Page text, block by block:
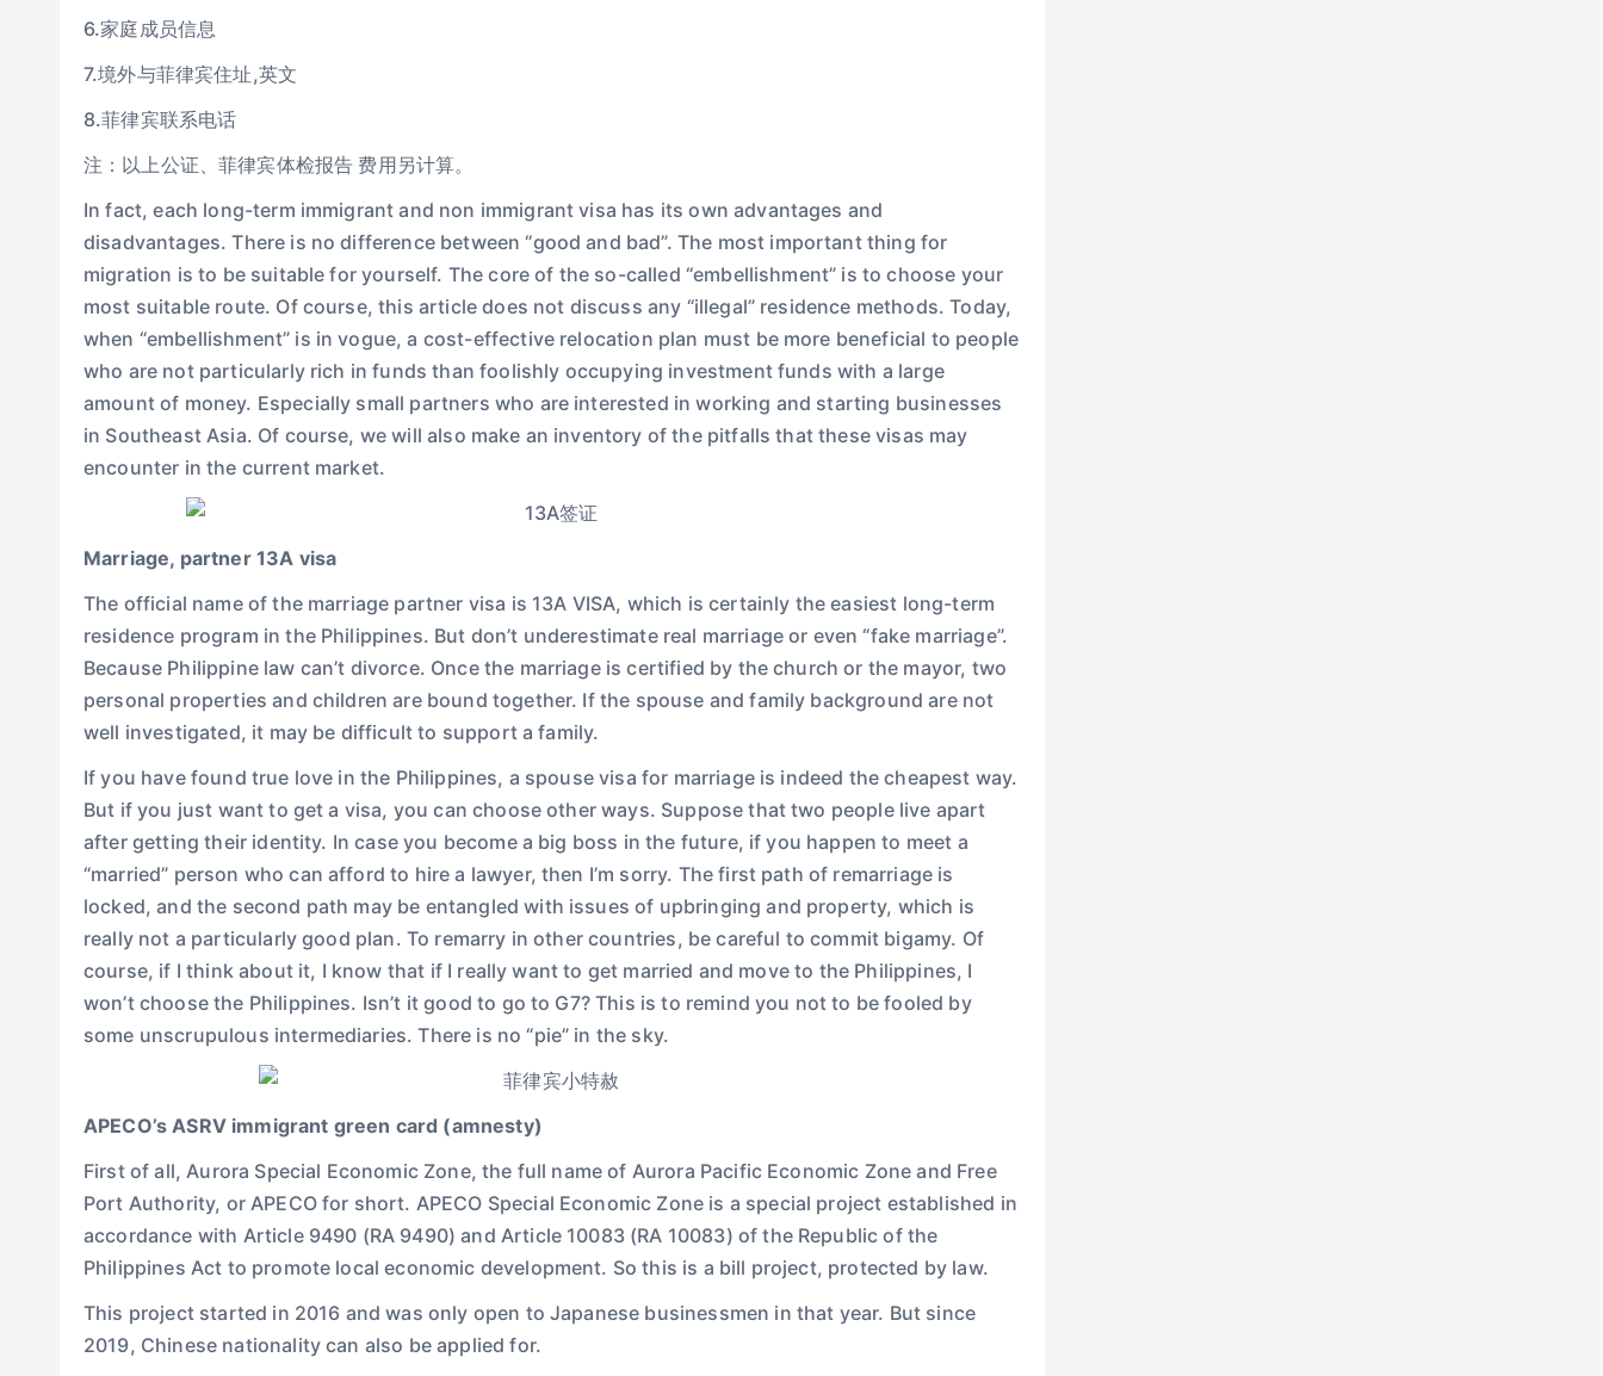
6.家庭成员信息
7.境外与菲律宾住址,英文
8.菲律宾联系电话
注：以上公证、菲律宾体检报告 费用另计算。
In fact, each long-term immigrant and non immigrant visa has its own advantages and
disadvantages. There is no difference between “good and bad”. The most important thing for
migration is to be suitable for yourself. The core of the so-called “embellishment” is to choose your
most suitable route. Of course, this article does not discuss any “illegal” residence methods. Today,
when “embellishment” is in vogue, a cost-effective relocation plan must be more beneficial to people
who are not particularly rich in funds than foolishly occupying investment funds with a large
amount of money. Especially small partners who are interested in working and starting businesses
in Southeast Asia. Of course, we will also make an inventory of the pitfalls that these visas may
encounter in the current market.
Marriage, partner 13A visa
The official name of the marriage partner visa is 13A VISA, which is certainly the easiest long-term
residence program in the Philippines. But don’t underestimate real marriage or even “fake marriage”.
Because Philippine law can’t divorce. Once the marriage is certified by the church or the mayor, two
personal properties and children are bound together. If the spouse and family background are not
well investigated, it may be difficult to support a family.
If you have found true love in the Philippines, a spouse visa for marriage is indeed the cheapest way.
But if you just want to get a visa, you can choose other ways. Suppose that two people live apart
after getting their identity. In case you become a big boss in the future, if you happen to meet a
“married” person who can afford to hire a lawyer, then I’m sorry. The first path of remarriage is
locked, and the second path may be entangled with issues of upbringing and property, which is
really not a particularly good plan. To remarry in other countries, be careful to commit bigamy. Of
course, if I think about it, I know that if I really want to get married and move to the Philippines, I
won’t choose the Philippines. Isn’t it good to go to G7? This is to remind you not to be fooled by
some unscrupulous intermediaries. There is no “pie” in the sky.
APECO’s ASRV immigrant green card (amnesty)
First of all, Aurora Special Economic Zone, the full name of Aurora Pacific Economic Zone and Free
Port Authority, or APECO for short. APECO Special Economic Zone is a special project established in
accordance with Article 9490 (RA 9490) and Article 10083 (RA 10083) of the Republic of the
Philippines Act to promote local economic development. So this is a bill project, protected by law.
This project started in 2016 and was only open to Japanese businessmen in that year. But since
2019, Chinese nationality can also be applied for.